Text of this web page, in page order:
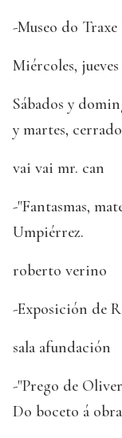
-Museo do
Miércoles,
Sábados y
y martes,
vai vai mr. can
-"Fantasmas,
Umpiérrez.
roberto verino
-Exposición de
sala afundación
-"Prego de
Do boceto á